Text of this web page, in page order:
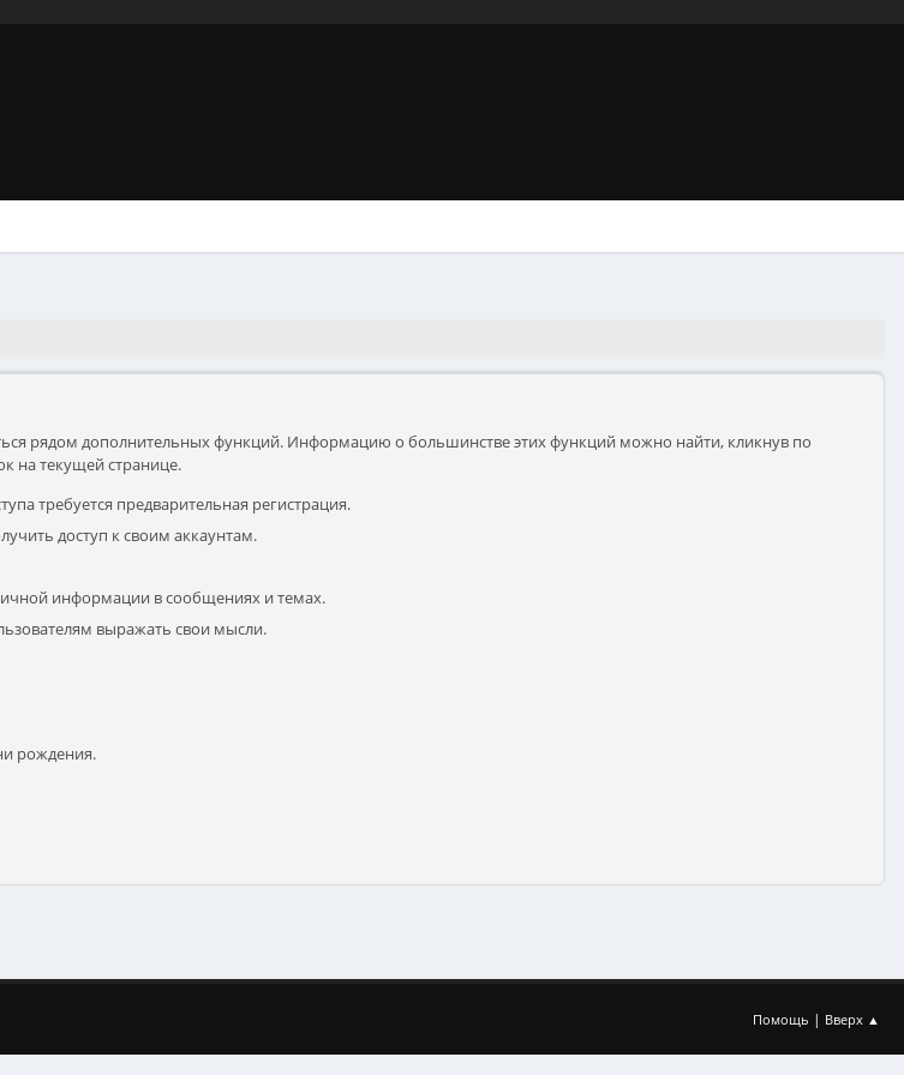
рядом дополнительных функций. Информацию о большинстве этих функций можно найти, кликнув по
на текущей странице.
требуется предварительная регистрация.
доступ к своим аккаунтам.
информации в сообщениях и темах.
выражать свои мысли.
рождения.
Помощь | Вверх ▲